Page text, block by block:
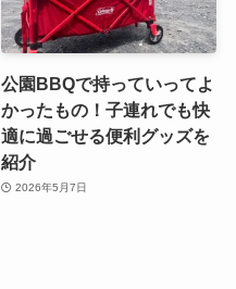
公園BBQで持っていってよ
かったもの！子連れでも快
適に過ごせる便利グッズを
紹介
2026年5月7日